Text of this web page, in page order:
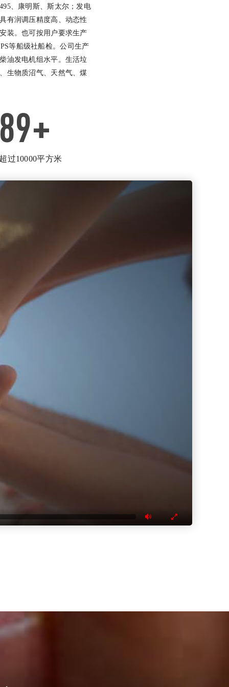
、康明斯、斯太尔；发电
有润调压精度高、动态性
装。也可按用户要求生产
等船级社船检。公司生产
油发电机组水平。生活垃
生物质沼气、天然气、煤
+
过10000平方米